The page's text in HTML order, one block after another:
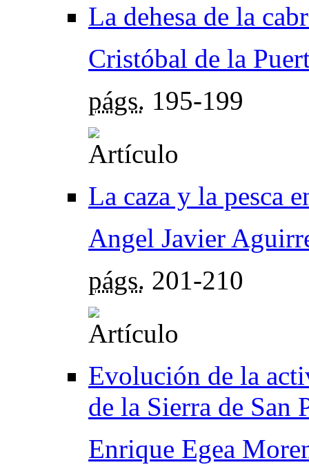
La dehesa de la
Cristóbal de la
págs. 195-199
La caza y la pesca
Angel Javier
págs. 201-210
Evolución de la
de la Sierra de San
Enrique Egea